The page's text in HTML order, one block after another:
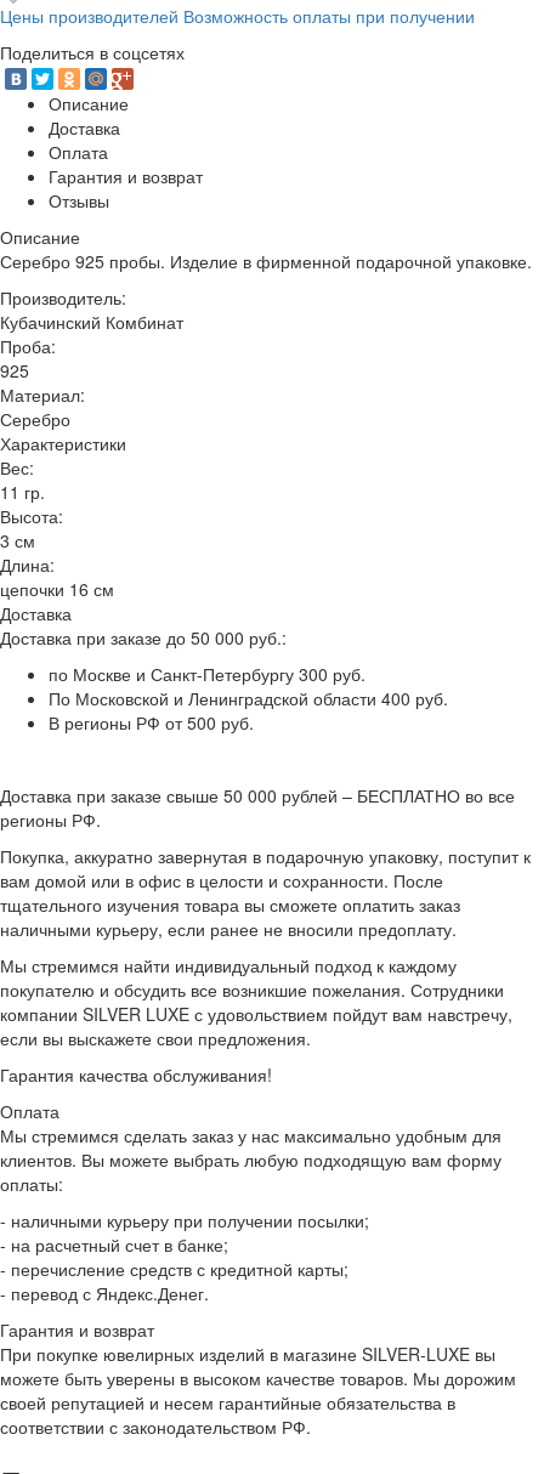
Цены производителей Возможность оплаты при получении
Поделиться в соцсетях
Описание
Доставка
Оплата
Гарантия и возврат
Отзывы
Описание
Серебро 925 пробы. Изделие в фирменной подарочной упаковке.
Производитель:
Кубачинский Комбинат
Проба:
925
Материал:
Серебро
Характеристики
Вес:
11 гр.
Высота:
3 см
Длина:
цепочки 16 см
Доставка
Доставка при заказе до 50 000 руб.:
по Москве и Санкт-Петербургу 300 руб.
По Московской и Ленинградской области 400 руб.
В регионы РФ от 500 руб.
Доставка при заказе свыше 50 000 рублей – БЕСПЛАТНО во все
регионы РФ.
Покупка, аккуратно завернутая в подарочную упаковку, поступит к
вам домой или в офис в целости и сохранности. После
тщательного изучения товара вы сможете оплатить заказ
наличными курьеру, если ранее не вносили предоплату.
Мы стремимся найти индивидуальный подход к каждому
покупателю и обсудить все возникшие пожелания. Сотрудники
компании SILVER LUXE с удовольствием пойдут вам навстречу,
если вы выскажете свои предложения.
Гарантия качества обслуживания!
Оплата
Мы стремимся сделать заказ у нас максимально удобным для
клиентов. Вы можете выбрать любую подходящую вам форму
оплаты:
- наличными курьеру при получении посылки;
- на расчетный счет в банке;
- перечисление средств с кредитной карты;
- перевод с Яндекс.Денег.
Гарантия и возврат
При покупке ювелирных изделий в магазине SILVER-LUXE вы
можете быть уверены в высоком качестве товаров. Мы дорожим
своей репутацией и несем гарантийные обязательства в
соответствии с законодательством РФ.